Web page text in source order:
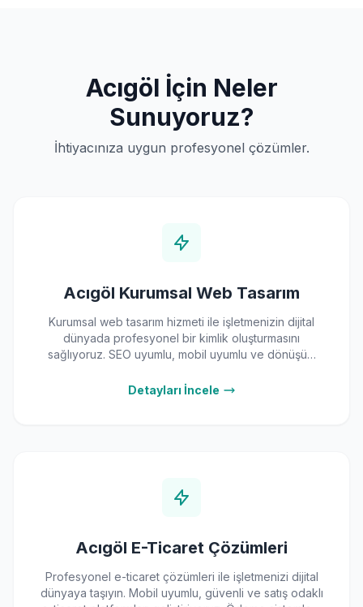
Acıgöl İçin Neler
Sunuyoruz?
İhtiyacınıza uygun profesyonel çözümler.
Acıgöl Kurumsal Web Tasarım
Kurumsal web tasarım hizmeti ile işletmenizin dijital
dünyada profesyonel bir kimlik oluşturmasını
sağlıyoruz. SEO uyumlu, mobil uyumlu ve dönüşüm
güçlendiriyoruz.
Detayları İncele
Acıgöl E-Ticaret Çözümleri
Profesyonel e-ticaret çözümleri ile işletmenizi dijital
dünyaya taşıyın. Mobil uyumlu, güvenli ve satış odaklı